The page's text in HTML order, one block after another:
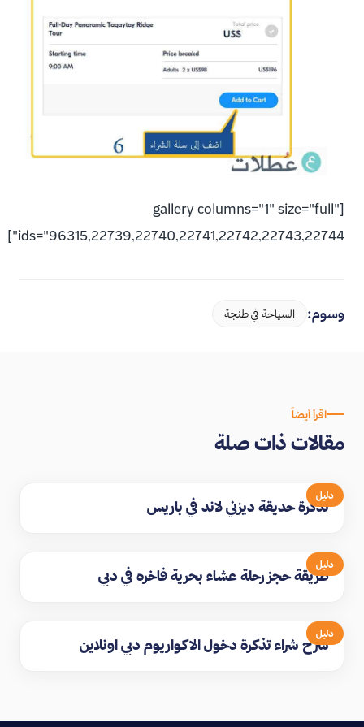
[gallery columns="1" size="full"
ids="96315,22739,22740,22741,22742,22743,22744"]
وسوم: السياحة في طنجة
اقرأ أيضاً
مقالات ذات صلة
دليل
تذكرة حديقة ديزني لاند في باريس
دليل
طريقة حجز رحلة عشاء بحرية فاخره في دبي
دليل
شرح شراء تذكرة دخول الاكواريوم دبي اونلاين